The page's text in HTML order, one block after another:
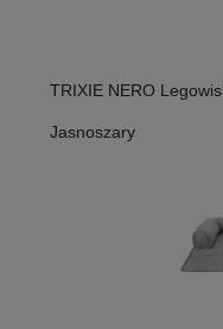
TRIXIE NERO
Jasnoszary